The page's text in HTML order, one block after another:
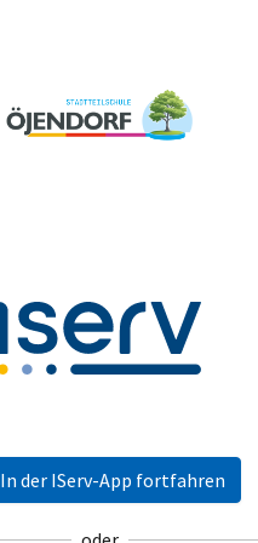
In der IServ-App fortfahren